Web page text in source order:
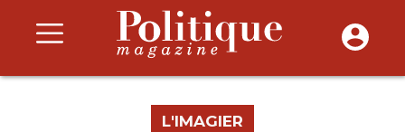
L'IMAGIER